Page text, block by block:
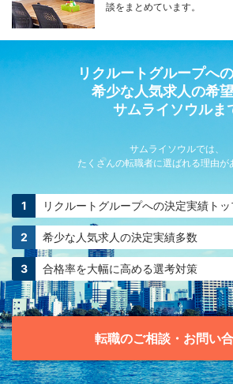
談をまとめています。
リクルートグループへ
希少な人気求人の希
サムライソウルま
サムライソウルでは、
たくさんの転職者に選ばれる理由が
リクルートグループへの決定実績トッ
希少な人気求人の決定実績多数
合格率を大幅に高める選考対策
転職のご相談・お問い